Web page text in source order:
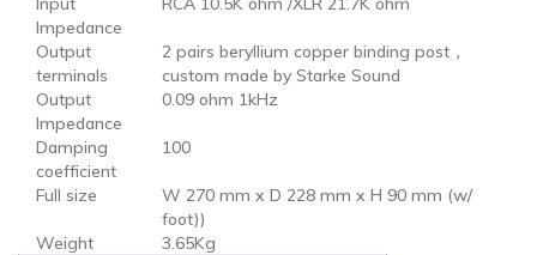
Impedance
Output
terminals
2 pairs beryllium copper binding post，
custom made by Starke Sound
Output
Impedance
0.09 ohm 1kHz
Damping
coefficient
100
Full size
W 270 mm x D 228 mm x H 90 mm (w/
foot))
Weight
3.65Kg